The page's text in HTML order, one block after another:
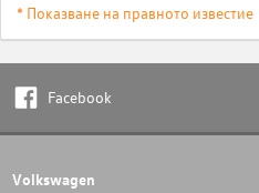
* Показване на правното известие
Facebook
Volkswagen